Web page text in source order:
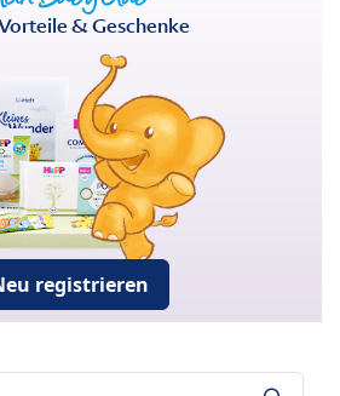
& Geschenke
registrieren